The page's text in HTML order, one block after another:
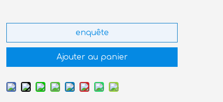
enquête
Ajouter au panier